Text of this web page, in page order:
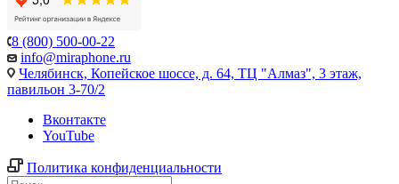
8 (800) 500-00-22
info@miraphone.ru
Челябинск, Копейское шоссе, д. 64, ТЦ "Алмаз", 3 этаж,
павильон 3-70/2
Вконтакте
YouTube
Политика конфиденциальности